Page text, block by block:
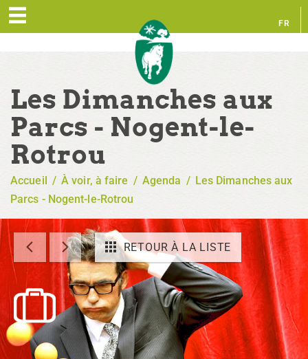
FR
Les Dimanches aux
Parcs - Nogent-le-
Rotrou
Accueil / À voir, à faire / Agenda / Les Dimanches aux
Parcs - Nogent-le-Rotrou
RETOUR À LA LISTE